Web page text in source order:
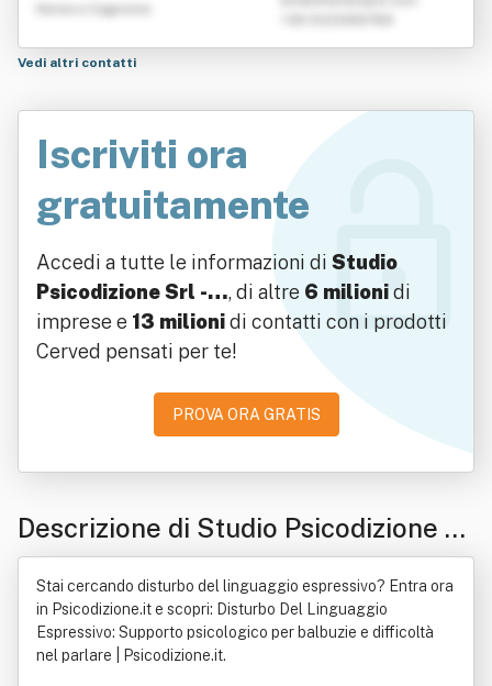
Nome e Cognome
Vedi altri contatti
Iscriviti ora
gratuitamente
Accedi a tutte le informazioni di Studio
Psicodizione Srl -…, di altre 6 milionidi
imprese e 13 milionidi contatti con i prodotti
Cerved pensati per te!
PROVA ORA GRATIS
Descrizione di Studio Psicodizione Sr
l - Società Tra Professionisti
Stai cercando disturbo del linguaggio espressivo? Entra ora
in Psicodizione.it e scopri: Disturbo Del Linguaggio
Espressivo: Supporto psicologico per balbuzie e difficoltà
nel parlare | Psicodizione.it.